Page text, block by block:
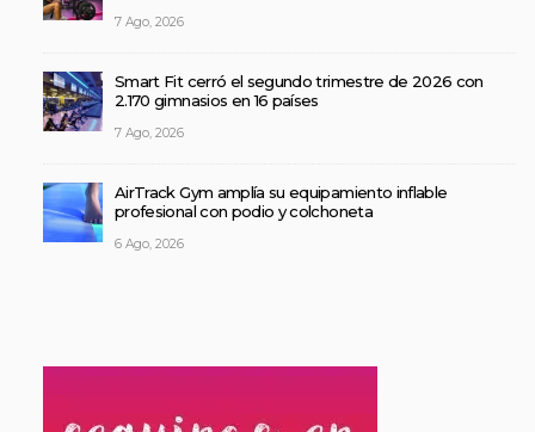
7 Ago, 2026
Smart Fit cerró el segundo trimestre de 2026 con
2.170 gimnasios en 16 países
7 Ago, 2026
AirTrack Gym amplía su equipamiento inflable
profesional con podio y colchoneta
6 Ago, 2026